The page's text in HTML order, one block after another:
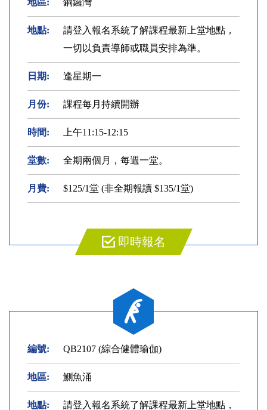
地點:
請登入報名系統了解課程最新上堂地點，
一切以負責導師或職員安排為準。
日期: 逢星期一
月份: 課程每月持續開辦
時間: 上午11:15-12:15
堂數: 全期兩個月，每週一堂。
月費: $125/1堂 (非全期報讀 $135/1堂)
即時報名
編號: QB2107 (綜合健體瑜伽)
地區: 鰂魚涌
地點:
請登入報名系統了解課程最新上堂地點，